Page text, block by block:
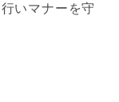
いマナーを守